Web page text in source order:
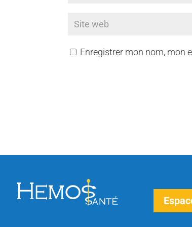
Enregistrer mon nom, mon